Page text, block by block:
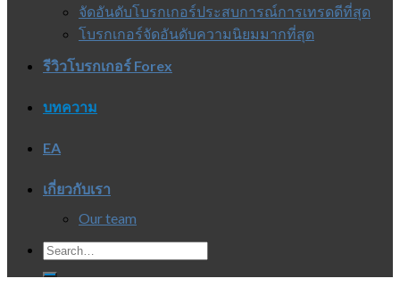
จัดอันดับโบรกเกอร์ประสบการณ์การเทรดดีที่สุด
โบรกเกอร์จัดอันดับความนิยมมากที่สุด
รีวิวโบรกเกอร์ Forex
บทความ
EA
เกี่ยวกับเรา
Our team